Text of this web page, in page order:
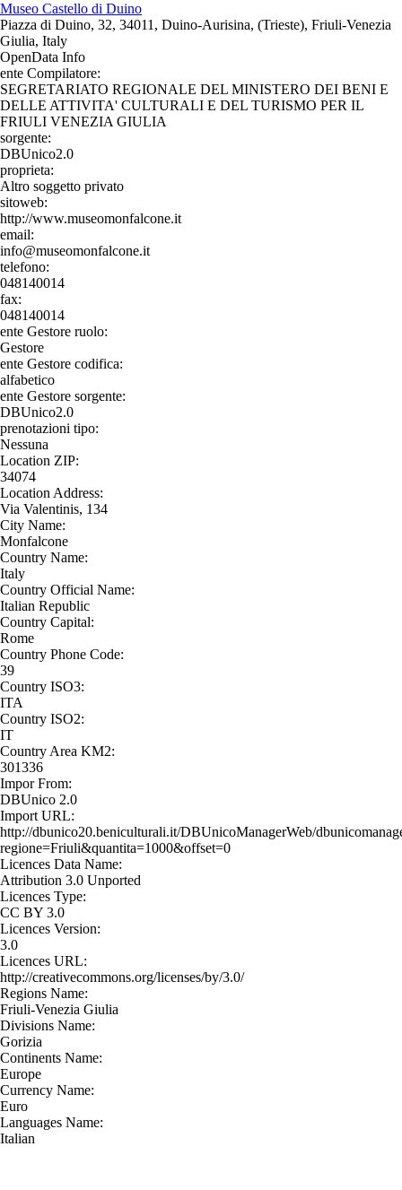
Museo Castello di Duino
Piazza di Duino, 32, 34011, Duino-Aurisina, (Trieste), Friuli-Venezia
Giulia, Italy
OpenData Info
ente Compilatore:
SEGRETARIATO REGIONALE DEL MINISTERO DEI BENI E
DELLE ATTIVITA' CULTURALI E DEL TURISMO PER IL
FRIULI VENEZIA GIULIA
sorgente:
DBUnico2.0
proprieta:
Altro soggetto privato
sitoweb:
http://www.museomonfalcone.it
email:
info@museomonfalcone.it
telefono:
048140014
fax:
048140014
ente Gestore ruolo:
Gestore
ente Gestore codifica:
alfabetico
ente Gestore sorgente:
DBUnico2.0
prenotazioni tipo:
Nessuna
Location ZIP:
34074
Location Address:
Via Valentinis, 134
City Name:
Monfalcone
Country Name:
Italy
Country Official Name:
Italian Republic
Country Capital:
Rome
Country Phone Code:
39
Country ISO3:
ITA
Country ISO2:
IT
Country Area KM2:
301336
Impor From:
DBUnico 2.0
Import URL:
http://dbunico20.beniculturali.it/DBUnicoManagerWeb/
regione=Friuli&quantita=1000&offset=0
Licences Data Name:
Attribution 3.0 Unported
Licences Type:
CC BY 3.0
Licences Version:
3.0
Licences URL:
http://creativecommons.org/licenses/by/3.0/
Regions Name:
Friuli-Venezia Giulia
Divisions Name:
Gorizia
Continents Name:
Europe
Currency Name:
Euro
Languages Name:
Italian